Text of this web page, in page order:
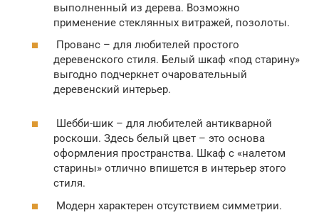
выполненный из дерева. Возможно
применение стеклянных витражей, позолоты.
Прованс – для любителей простого
деревенского стиля. Белый шкаф «под старину»
выгодно подчеркнет очаровательный
деревенский интерьер.
Шебби-шик – для любителей антикварной
роскоши. Здесь белый цвет – это основа
оформления пространства. Шкаф с «налетом
старины» отлично впишется в интерьер этого
стиля.
Модерн характерен отсутствием симметрии.